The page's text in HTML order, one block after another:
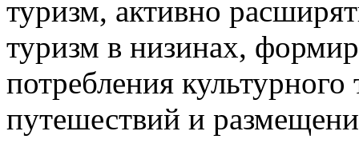
туризм, активно
туризм в низинах,
потребления
путешествий и